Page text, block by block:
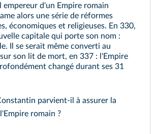
empereur d'un Empire romain
alors une série de réformes
économiques et religieuses. En 330,
capitale qui porte son nom :
Il se serait même converti au
son lit de mort, en 337 : l'Empire
changé durant ses 31
parvient-il à assurer la
romain ?